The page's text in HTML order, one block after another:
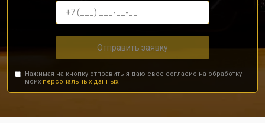
Отправить заявку
Нажимая на кнопку отправить я даю свое согласие на обработку
моих персональных данных.